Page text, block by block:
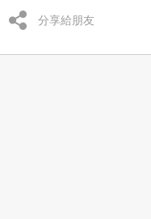
分享給朋友